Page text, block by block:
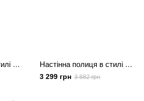
Настінна полиця в стилі лофт для дому та офісу Настінна полиця в стилі лофт на 4 полиці
3 299 грн 3 882 грн